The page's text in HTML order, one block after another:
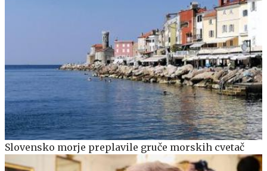
Slovensko morje preplavile gruče morskih cvetač